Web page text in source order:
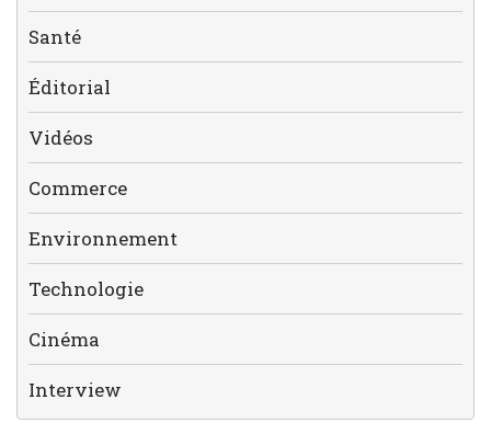
Santé
Éditorial
Vidéos
Commerce
Environnement
Technologie
Cinéma
Interview